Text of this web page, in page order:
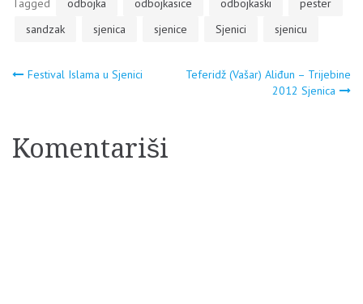
sandzak
sjenica sjenice Sjenici sjenicu
Navigacija
Festival Islama u Sjenici
Teferidž (Vašar) Aliđun – Trijebine
2012 Sjenica
Komentariši